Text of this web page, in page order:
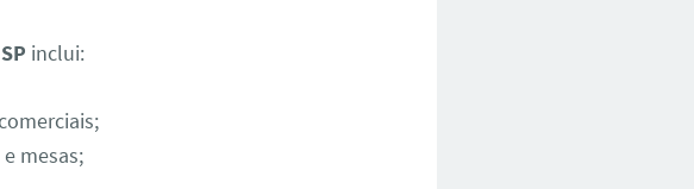
inclui:
mesas;